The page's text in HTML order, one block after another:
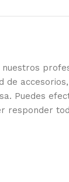
de
Puedes
responder